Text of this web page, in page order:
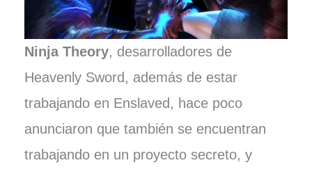
Ninja Theory, desarrolladores de
Heavenly Sword, además de estar
trabajando en Enslaved, hace poco
anunciaron que también se encuentran
trabajando en un proyecto secreto, y